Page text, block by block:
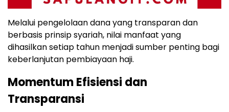
Melalui pengelolaan dana yang transparan dan
berbasis prinsip syariah, nilai manfaat yang
dihasilkan setiap tahun menjadi sumber penting bagi
keberlanjutan pembiayaan haji.
Momentum Efisiensi dan
Transparansi